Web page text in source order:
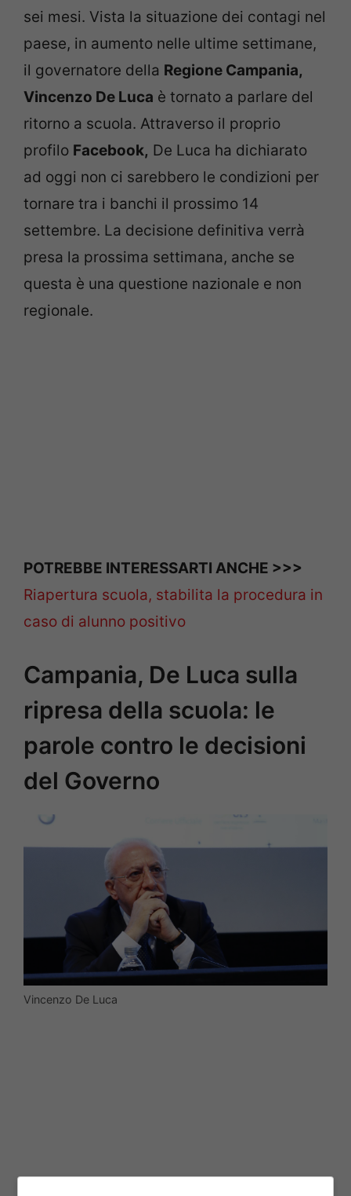
sei mesi. Vista la situazione dei contagi nel
paese, in aumento nelle ultime settimane,
il governatore della Regione Campania,
Vincenzo De Luca è tornato a parlare del
ritorno a scuola. Attraverso il proprio
profilo Facebook, De Luca ha dichiarato
ad oggi non ci sarebbero le condizioni per
tornare tra i banchi il prossimo 14
settembre. La decisione definitiva verrà
presa la prossima settimana, anche se
questa è una questione nazionale e non
regionale.
POTREBBE INTERESSARTI ANCHE >>>
Riapertura scuola, stabilita la procedura in
caso di alunno positivo
Campania, De Luca sulla
ripresa della scuola: le
parole contro le decisioni
del Governo
Vincenzo De Luca